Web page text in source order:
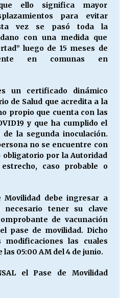
Rerum Novarum a 135 años. “La
hoy”.
Save Our Souls (Salvar
doble sueldo?
de la riqueza
ello significa mayor
para evitar
vez se pasó toda la
con una medida que
luego de 15 meses de
en comunas en
un certificado dinámico
de Salud que acredita a la
propio que cuenta con las
y que ha cumplido el
la segunda inoculación.
no se encuentre con
por la Autoridad
caso probable o
Movilidad debe ingresar a
tener su clave
de vacunación
pase de movilidad. Dicho
las cuales
05:00 AM del 4 de junio.
el Pase de Movilidad